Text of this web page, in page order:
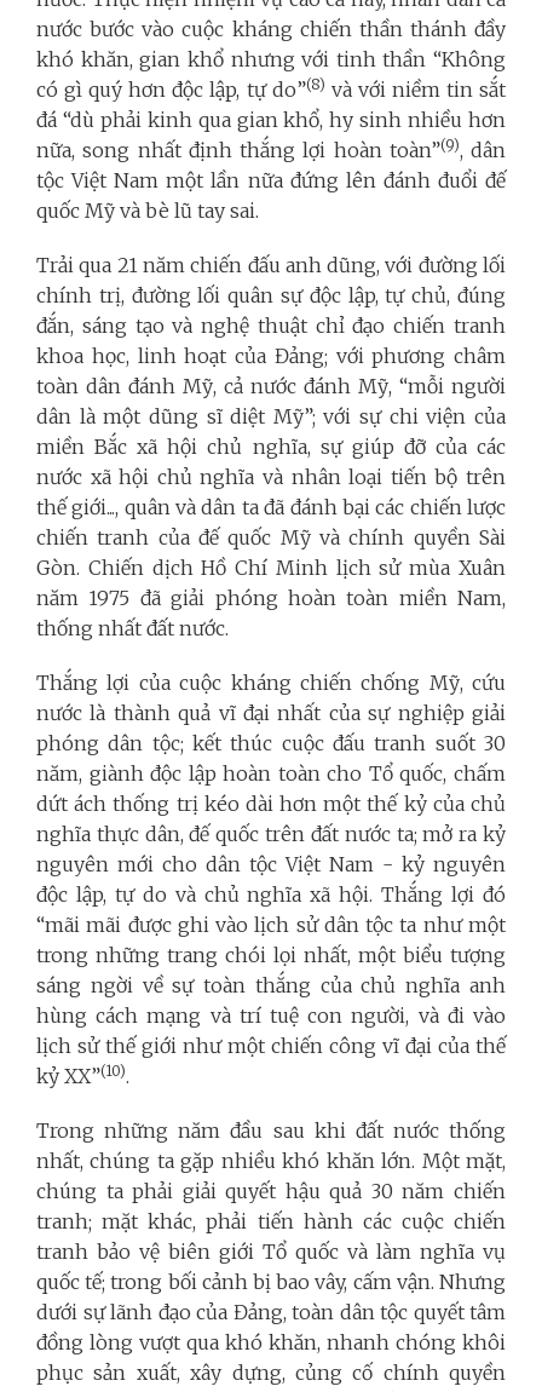
nước bước vào cuộc kháng chiến thần thánh đầy
khó khăn, gian khổ nhưng với tinh thần “Không
có gì quý hơn độc lập, tự do”(8) và với niềm tin sắt
đá “dù phải kinh qua gian khổ, hy sinh nhiều hơn
nữa, song nhất định thắng lợi hoàn toàn”(9), dân
tộc Việt Nam một lần nữa đứng lên đánh đuổi đế
quốc Mỹ và bè lũ tay sai.
Trải qua 21 năm chiến đấu anh dũng, với đường lối
chính trị, đường lối quân sự độc lập, tự chủ, đúng
đắn, sáng tạo và nghệ thuật chỉ đạo chiến tranh
khoa học, linh hoạt của Đảng; với phương châm
toàn dân đánh Mỹ, cả nước đánh Mỹ, “mỗi người
dân là một dũng sĩ diệt Mỹ”; với sự chi viện của
miền Bắc xã hội chủ nghĩa, sự giúp đỡ của các
nước xã hội chủ nghĩa và nhân loại tiến bộ trên
thế giới..., quân và dân ta đã đánh bại các chiến lược
chiến tranh của đế quốc Mỹ và chính quyền Sài
Gòn. Chiến dịch Hồ Chí Minh lịch sử mùa Xuân
năm 1975 đã giải phóng hoàn toàn miền Nam,
thống nhất đất nước.
Thắng lợi của cuộc kháng chiến chống Mỹ, cứu
nước là thành quả vĩ đại nhất của sự nghiệp giải
phóng dân tộc; kết thúc cuộc đấu tranh suốt 30
năm, giành độc lập hoàn toàn cho Tổ quốc, chấm
dứt ách thống trị kéo dài hơn một thế kỷ của chủ
nghĩa thực dân, đế quốc trên đất nước ta; mở ra kỷ
nguyên mới cho dân tộc Việt Nam - kỷ nguyên
độc lập, tự do và chủ nghĩa xã hội. Thắng lợi đó
“mãi mãi được ghi vào lịch sử dân tộc ta như một
trong những trang chói lọi nhất, một biểu tượng
sáng ngời về sự toàn thắng của chủ nghĩa anh
hùng cách mạng và trí tuệ con người, và đi vào
lịch sử thế giới như một chiến công vĩ đại của thế
kỷ XX”(10).
Trong những năm đầu sau khi đất nước thống
nhất, chúng ta gặp nhiều khó khăn lớn. Một mặt,
chúng ta phải giải quyết hậu quả 30 năm chiến
tranh; mặt khác, phải tiến hành các cuộc chiến
tranh bảo vệ biên giới Tổ quốc và làm nghĩa vụ
quốc tế; trong bối cảnh bị bao vây, cấm vận. Nhưng
dưới sự lãnh đạo của Đảng, toàn dân tộc quyết tâm
đồng lòng vượt qua khó khăn, nhanh chóng khôi
phục sản xuất, xây dựng, củng cố chính quyền